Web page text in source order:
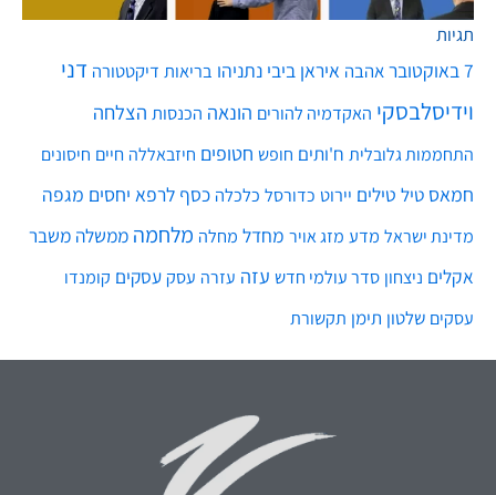
תגיות
7 באוקטובר אהבה איראן ביבי נתניהו בריאות דיקטטורה דני
וידיסלבסקי האקדמיה להורים הונאה הכנסות הצלחה
התחממות גלובלית ח'ותים חופש חטופים חיזבאללה חיים חיסונים
חמאס טיל טילים יירוט כדורסל כלכלה כסף לרפא יחסים מגפה
מדינת ישראל מדע מזג אויר מחדל מחלה מלחמה ממשלה משבר
אקלים ניצחון סדר עולמי חדש עזה עזרה עסק עסקים קומנדו
עסקים שלטון תימן תקשורת